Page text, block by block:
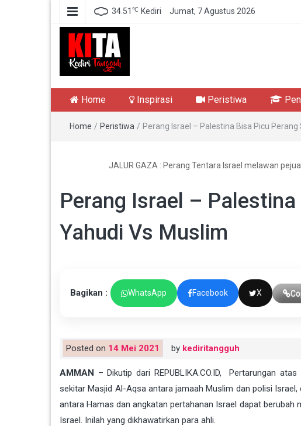
34.51 ℃ Kediri Jumat, 7 Agustus 2026
Kediri Tangguh
Home Inspirasi Peristiwa
Home / Peristiwa / Perang Israel – Palestina Bisa Picu
JALUR GAZA : Perang Tentara Israel melawan
Perang Israel –
Yahudi Vs Muslim
Bagikan : WhatsApp Facebook X
Posted on 14 Mei 2021 by kediritangguh
AMMAN – Dikutip dari REPUBLIKA.CO.ID, Pertarungan atas
sekitar Masjid Al-Aqsa antara jamaah Muslim dan polisi
antara Hamas dan angkatan pertahanan Israel dapat berubah
Israel. Inilah yang dikhawatirkan para ahli.